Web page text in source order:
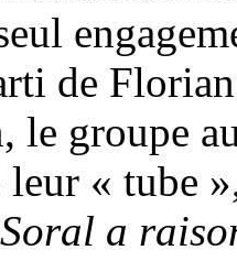
de
le groupe
« tube
Soral a